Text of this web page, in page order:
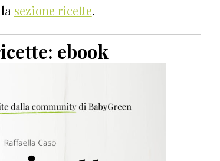
sezione ricette.
ebook